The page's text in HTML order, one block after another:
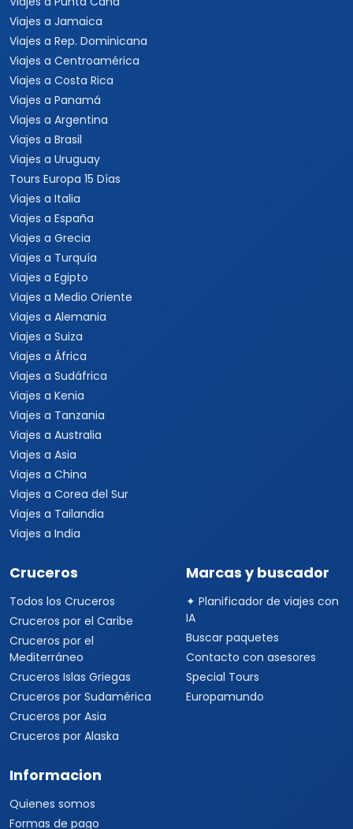
Viajes a Jamaica
Viajes a Rep. Dominicana
Viajes a Centroamérica
Viajes a Costa Rica
Viajes a Panamá
Viajes a Argentina
Viajes a Brasil
Viajes a Uruguay
Tours Europa 15 Días
Viajes a Italia
Viajes a España
Viajes a Grecia
Viajes a Turquía
Viajes a Egipto
Viajes a Medio Oriente
Viajes a Alemania
Viajes a Suiza
Viajes a África
Viajes a Sudáfrica
Viajes a Kenia
Viajes a Tanzania
Viajes a Australia
Viajes a Asia
Viajes a China
Viajes a Corea del Sur
Viajes a Tailandia
Viajes a India
Cruceros
Todos los Cruceros
Cruceros por el Caribe
Cruceros por el
Mediterráneo
Cruceros Islas Griegas
Cruceros por Sudamérica
Cruceros por Asia
Cruceros por Alaska
Marcas y buscador
✦ Planificador de viajes con
IA
Buscar paquetes
Contacto con asesores
Special Tours
Europamundo
Informacion
Quienes somos
Formas de pago